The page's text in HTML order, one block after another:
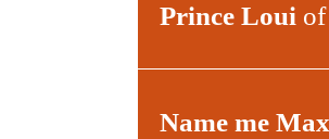
Prince Loui
Name me Max